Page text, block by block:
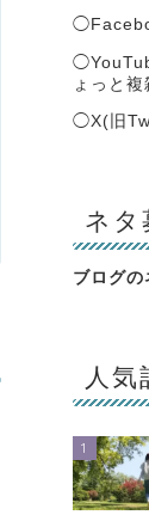
◯
◯
ょっと
◯X(旧
ネタ
ブログの
人
1